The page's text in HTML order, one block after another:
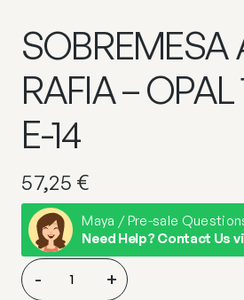
SOBREMESA
RAFIA – OPAL
E-14
57,25 €
Maya / Pre-sale
Need Help? Contact Us
SOBREMESA
ASTOR
- +